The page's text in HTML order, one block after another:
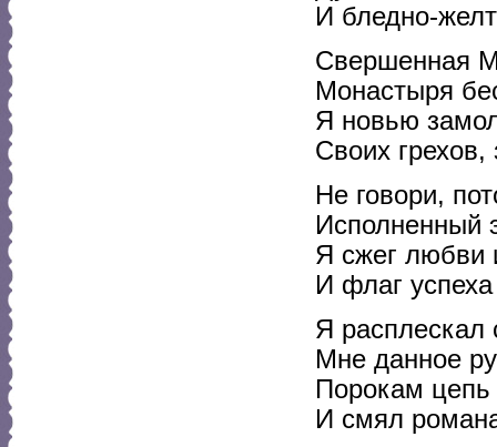
И бледно-
Свершенная
Монастыря
Я новью
Своих
Не говори,
Исполненный
Я сжег любви
И флаг
Я расплескал
Мне данное
Порокам цепь
И смял